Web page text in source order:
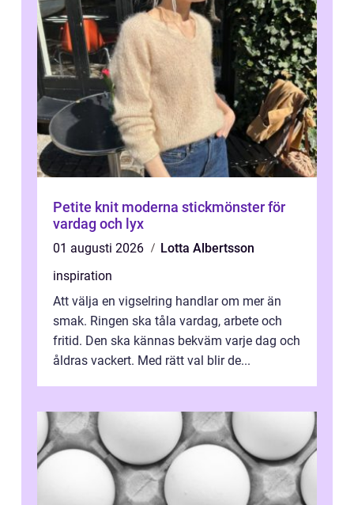
Petite knit moderna stickmönster för
vardag och lyx
01 augusti 2026
Lotta Albertsson
inspiration
Att välja en vigselring handlar om mer än
smak. Ringen ska tåla vardag, arbete och
fritid. Den ska kännas bekväm varje dag och
åldras vackert. Med rätt val blir de...